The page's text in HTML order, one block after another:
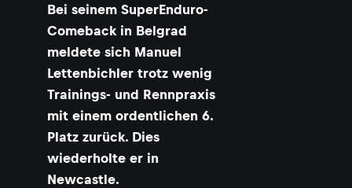
Bei seinem SuperEnduro-
Comeback in Belgrad
meldete sich Manuel
Lettenbichler trotz wenig
Trainings- und Rennpraxis
mit einem ordentlichen 6.
Platz zurück. Dies
wiederholte er in
Newcastle.